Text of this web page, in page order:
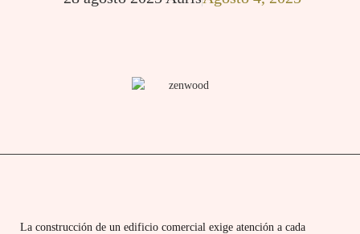
La construcción de un edificio comercial exige atención a cada